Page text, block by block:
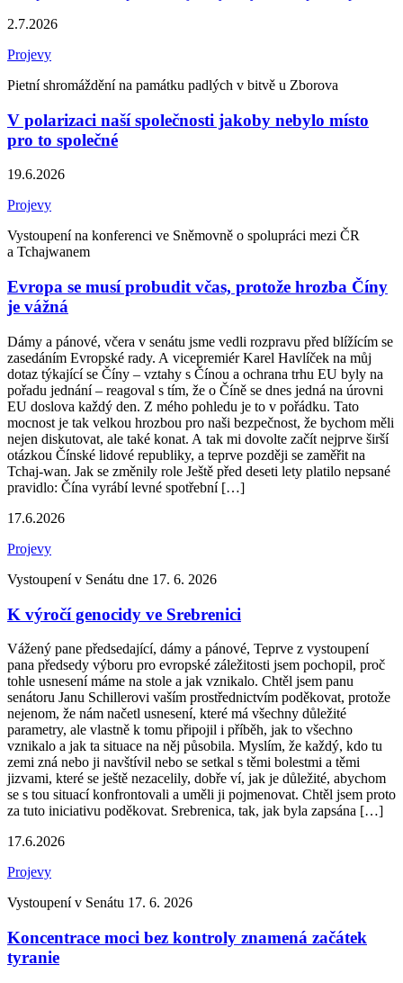
2.7.2026
Projevy
Pietní shromáždění na památku padlých v bitvě u Zborova
V polarizaci naší společnosti jakoby nebylo místo
pro to společné
19.6.2026
Projevy
Vystoupení na konferenci ve Sněmovně o spolupráci mezi ČR
a Tchajwanem
Evropa se musí probudit včas, protože hrozba Číny
je vážná
Dámy a pánové, včera v senátu jsme vedli rozpravu před blížícím se
zasedáním Evropské rady. A vicepremiér Karel Havlíček na můj
dotaz týkající se Číny – vztahy s Čínou a ochrana trhu EU byly na
pořadu jednání – reagoval s tím, že o Číně se dnes jedná na úrovni
EU doslova každý den. Z mého pohledu je to v pořádku. Tato
mocnost je tak velkou hrozbou pro naši bezpečnost, že bychom měli
nejen diskutovat, ale také konat. A tak mi dovolte začít nejprve širší
otázkou Čínské lidové republiky, a teprve později se zaměřit na
Tchaj-wan. Jak se změnily role Ještě před deseti lety platilo nepsané
pravidlo: Čína vyrábí levné spotřební […]
17.6.2026
Projevy
Vystoupení v Senátu dne 17. 6. 2026
K výročí genocidy ve Srebrenici
Vážený pane předsedající, dámy a pánové, Teprve z vystoupení
pana předsedy výboru pro evropské záležitosti jsem pochopil, proč
tohle usnesení máme na stole a jak vznikalo. Chtěl jsem panu
senátoru Janu Schillerovi vaším prostřednictvím poděkovat, protože
nejenom, že nám načetl usnesení, které má všechny důležité
parametry, ale vlastně k tomu připojil i příběh, jak to všechno
vznikalo a jak ta situace na něj působila. Myslím, že každý, kdo tu
zemi zná nebo ji navštívil nebo se setkal s těmi bolestmi a těmi
jizvami, které se ještě nezacelily, dobře ví, jak je důležité, abychom
se s tou situací konfrontovali a uměli ji pojmenovat. Chtěl jsem proto
za tuto iniciativu poděkovat. Srebrenica, tak, jak byla zapsána […]
17.6.2026
Projevy
Vystoupení v Senátu 17. 6. 2026
Koncentrace moci bez kontroly znamená začátek
tyranie